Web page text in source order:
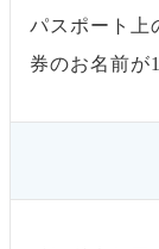
パスポート上
券のお名前が